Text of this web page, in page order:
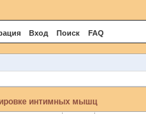
Вход Поиск FAQ
интимных мышц